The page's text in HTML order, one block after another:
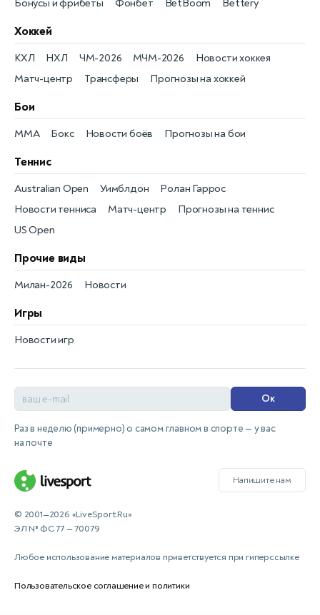
Бонусы и фрибеты
Фонбет
BetBoom
Bettery
Хоккей
Новости хоккея
КХЛ
Матч-центр
НХЛ
Трансферы
ЧМ-2026
Прогнозы на хоккей
МЧМ-2026
Бои
Новости боёв
MMA Прогнозы на бои
Бокс
Теннис
Новости тенниса
Australian Open
Матч-центр
Уимблдон
Прогнозы на теннис
Ролан Гаррос
US Open
Прочие виды
Новости
Милан-2026
Игры
Новости игр
Ок
Раз в неделю (примерно) о самом главном в спорте — у вас
на почте
Напишите нам
© 2001—2026 «LiveSport.Ru»
ЭЛ № ФС 77 — 70079
Любое использование материалов приветствуется при гиперссылке
Пользовательское соглашение и политики